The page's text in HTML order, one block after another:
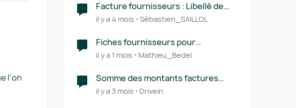
l'on
Facture fournisseurs : Libellé de
ligne automatique
il y a 4 mois Sébastien_SAILLOL
Fiches fournisseurs pour
conformité RFE
il y a 1 mois Mathieu_Bedel
Somme des montants factures
fournisseurs
il y a 3 mois Drivein